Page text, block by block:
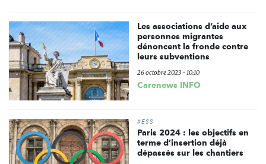
Les associations d’aide aux
personnes migrantes
dénoncent la fronde contre
leurs subventions
26 octobre 2023 - 10:10
Carenews INFO
#ESS
Paris 2024 : les objectifs en
terme d’insertion déjà
dépassés sur les chantiers